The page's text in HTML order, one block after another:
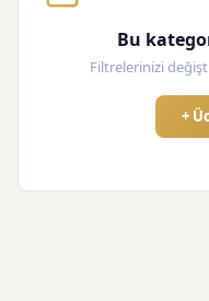
Bu
Filtrelerinizi
+